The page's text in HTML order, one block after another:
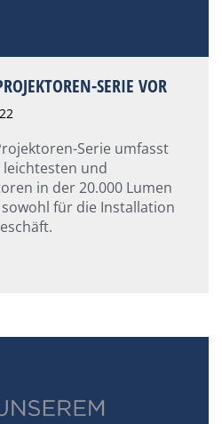
SERIE VOR
Serie umfasst
und
in der 20.000 Lumen
sowohl für die Installation